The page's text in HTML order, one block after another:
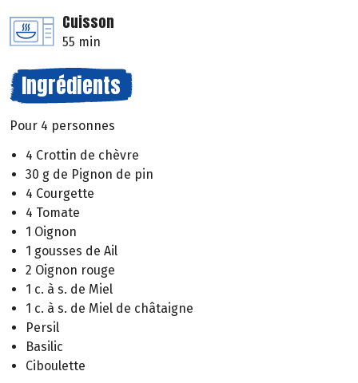
Cuisson
55 min
Ingrédients
Pour 4 personnes
4 Crottin de chèvre
30 g de Pignon de pin
4 Courgette
4 Tomate
1 Oignon
1 gousses de Ail
2 Oignon rouge
1 c. à s. de Miel
1 c. à s. de Miel de châtaigne
Persil
Basilic
Ciboulette